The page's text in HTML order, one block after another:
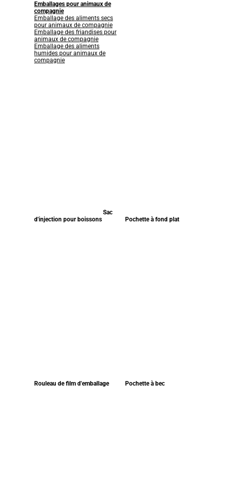
Emballages pour animaux de
compagnie
Emballage des aliments secs
pour animaux de compagnie
Emballage des friandises pour
animaux de compagnie
Emballage des aliments
humides pour animaux de
compagnie
Sac
d'injection pour boissons
Pochette à fond plat
Rouleau de film d'emballage Pochette à bec